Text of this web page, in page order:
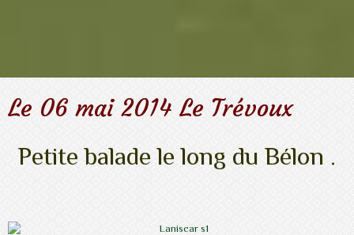
Le 06 mai 2014 Le Trévoux
Petite balade le long du Bélon .